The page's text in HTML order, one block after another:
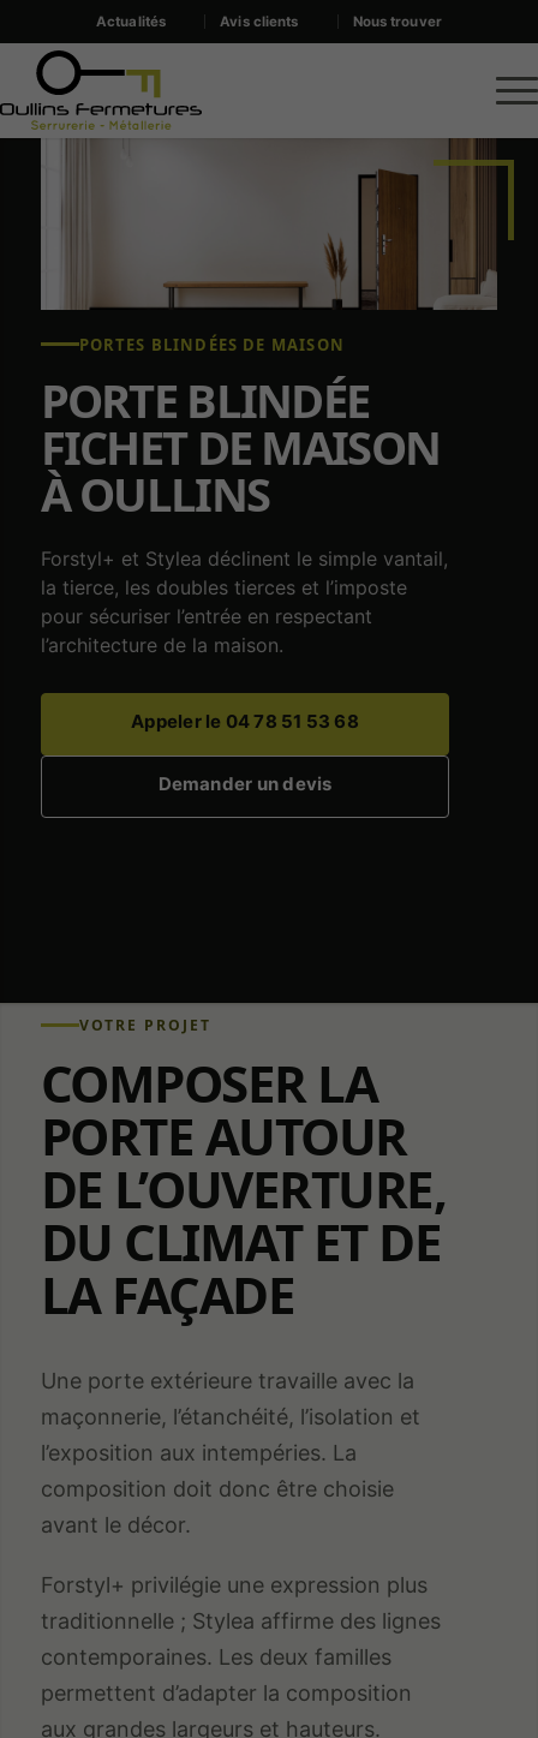
Actualités Avis clients Nous trouver
PORTES BLINDÉES DE MAISON
PORTE BLINDÉE
FICHET DE MAISON
À OULLINS
Forstyl+ et Stylea déclinent le simple vantail,
la tierce, les doubles tierces et l’imposte
pour sécuriser l’entrée en respectant
l’architecture de la maison.
Appeler le 04 78 51 53 68
Demander un devis
VOTRE PROJET
COMPOSER LA
PORTE AUTOUR
DE L’OUVERTURE,
DU CLIMAT ET DE
LA FAÇADE
Une porte extérieure travaille avec la
maçonnerie, l’étanchéité, l’isolation et
l’exposition aux intempéries. La
composition doit donc être choisie
avant le décor.
Forstyl+ privilégie une expression plus
traditionnelle ; Stylea affirme des lignes
contemporaines. Les deux familles
permettent d’adapter la composition
aux grandes largeurs et hauteurs.